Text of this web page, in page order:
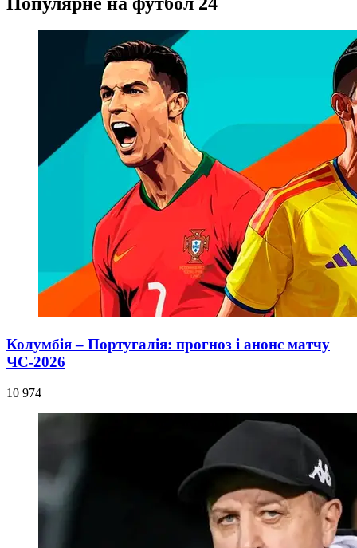
Колумбія – Португалія: прогноз і анонс матчу
ЧС-2026
10 974